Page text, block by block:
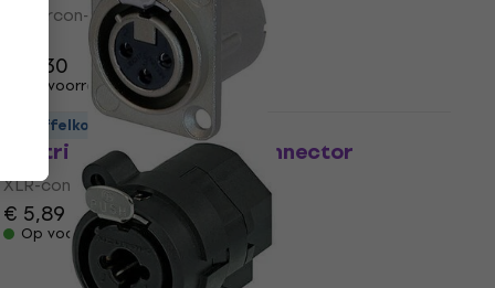
Powercon-connector
€ 11,30
Op voorraad
Neutrik NC3FD-LX XLR-connector
XLR-connector
€ 5,89
Op voorraad
Staffelkorting